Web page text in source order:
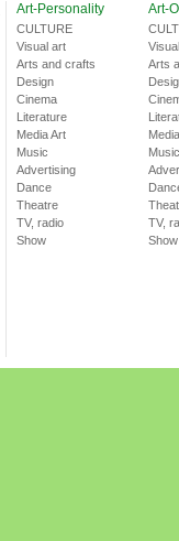
Art-Personality
CULTURE
Visual art
Arts and crafts
Design
Cinema
Literature
Media Art
Music
Advertising
Dance
Theatre
TV, radio
Show
Art-
Arts
Music
TV,
Show